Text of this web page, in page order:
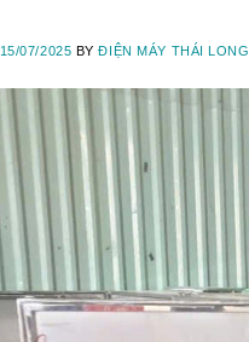
15/07/2025 BYĐIỆN MÁY THÁI LONG